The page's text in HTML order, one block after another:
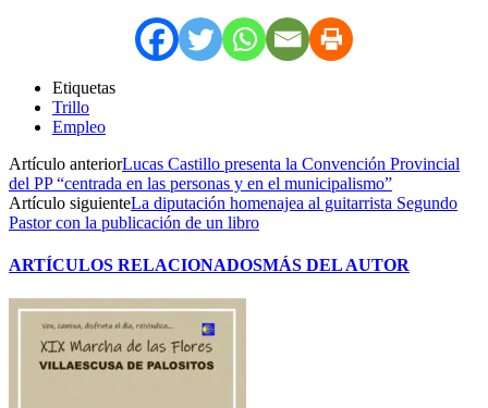
Etiquetas
Trillo
Empleo
Artículo anteriorLucas Castillo presenta la Convención Provincial
del PP “centrada en las personas y en el municipalismo”
Artículo siguienteLa diputación homenajea al guitarrista Segundo
Pastor con la publicación de un libro
ARTÍCULOS RELACIONADOSMÁS DEL AUTOR